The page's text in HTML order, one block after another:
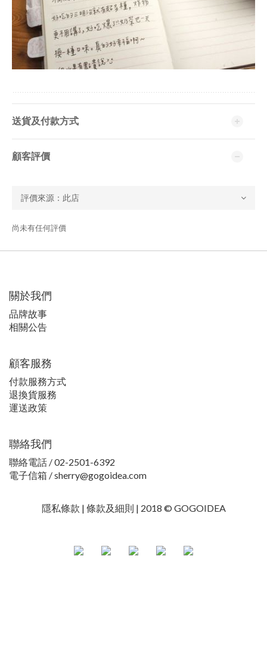
送貨及付款方式
顧客評價
尚未有任何評價
關於我們
品牌故事
相關公告
顧客服務
付款服務方式
退換貨服務
運送政策
聯絡我們
聯絡電話 / 02-2501-6392
電子信箱 / sherry@gogoidea.com
隱私條款 | 條款及細則 | 2018 © GOGOIDEA